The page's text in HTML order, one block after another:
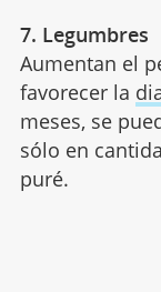
7. Legumbres
Aumentan el
favorecer la
meses, se
sólo en
puré.